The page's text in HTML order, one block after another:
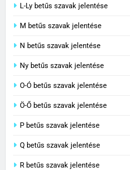
C BETŰS SZAVAK
8
Centenárium
L-Ly betűs szavak jelentése
M betűs szavak jelentése
N betűs szavak jelentése
Ny betűs szavak jelentése
O-Ó betűs szavak jelentése
Ö-Ő betűs szavak jelentése
P betűs szavak jelentése
Q betűs szavak jelentése
R betűs szavak jelentése